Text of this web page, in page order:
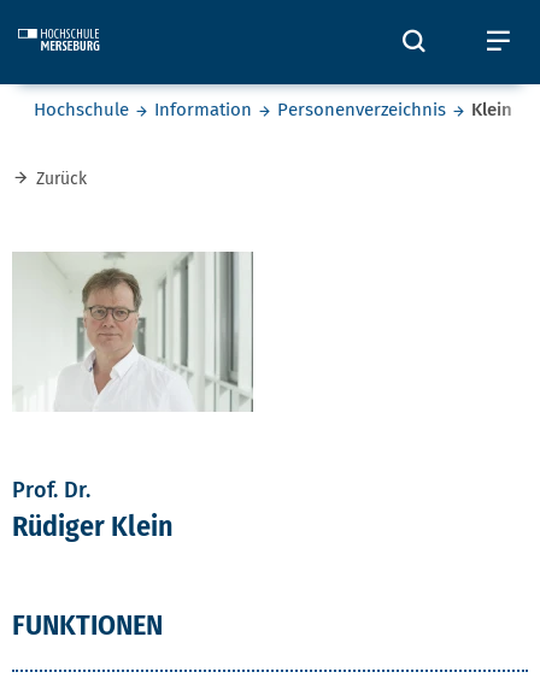
Öffnet
Sie befinden sich hier:
Hochschule Information Personenverzeichnis Klein
Zurück
Prof. Dr.
Rüdiger Klein
FUNKTIONEN